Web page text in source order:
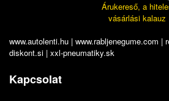
Árukereső, a
vásárlási kalauz
www.autolenti.hu | www.rabljenegume.com |
diskont.si | xxl-pneumatiky.sk
Kapcsolat